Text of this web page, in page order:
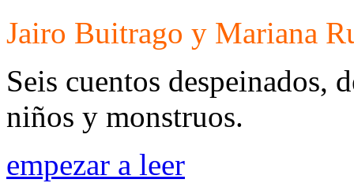
Jairo Buitrago y Mariana
Seis cuentos despeinados,
niños y monstruos.
empezar a leer